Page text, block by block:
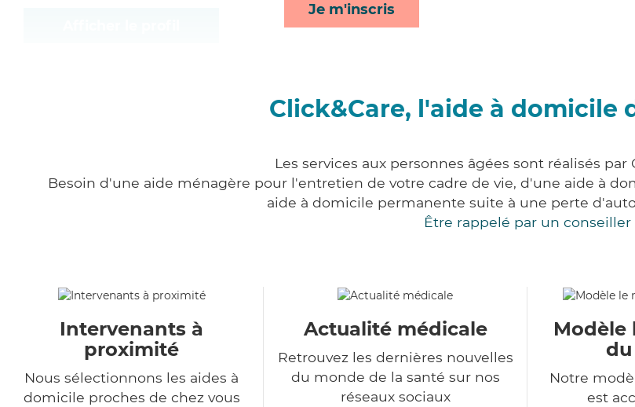
Je m'inscris
Click&Care, l'aide à domicile
Les services aux personnes âgées sont réalisés par
Besoin d'une aide ménagère pour l'entretien de votre cadre de vie, d'une aide à
aide à domicile permanente suite à une perte
Être rappelé par un conseiller
Intervenants à
proximité
Nous sélectionnons les aides à
domicile proches de chez vous
Actualité médicale
Retrouvez les dernières nouvelles
du monde de la santé sur nos
réseaux sociaux
Modèle
Notre
est